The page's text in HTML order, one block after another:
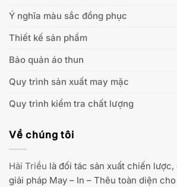
Ý nghĩa màu sắc đồng phục
Thiết kế sản phẩm
Bảo quản áo thun
Quy trình sản xuất may mặc
Quy trình kiểm tra chất lượng
Về chúng tôi
Hải Triều là đối tác sản xuất chiến
giải pháp May – In – Thêu toàn diện